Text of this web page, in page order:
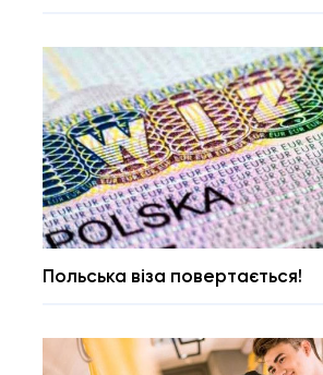
Польська віза повертається!